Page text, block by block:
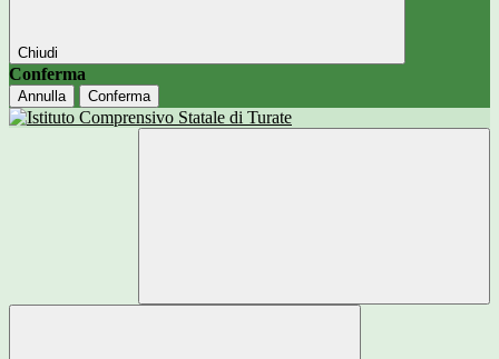
Chiudi
Conferma
Annulla Conferma